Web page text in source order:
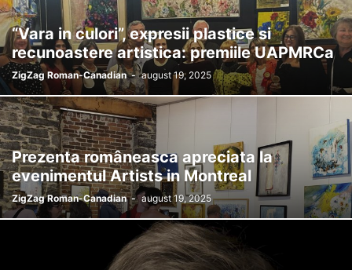
“Vara in culori”, expresii plastice si
recunoastere artistica: premiile UAPMRCa
ZigZag Roman-Canadian - august 19, 2025
Prezenta româneasca apreciata la
evenimentul Artists in Montreal
ZigZag Roman-Canadian - august 19, 2025